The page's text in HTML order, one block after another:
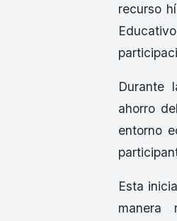
recurso
Durante
ahorro
entorno
Esta
manera